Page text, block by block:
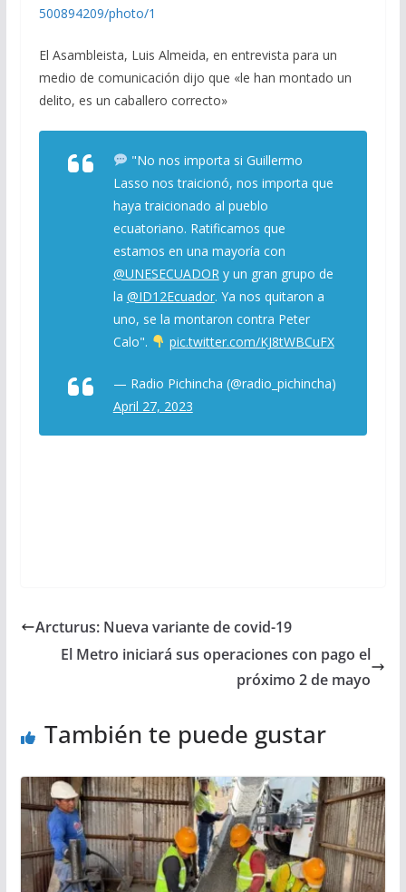
500894209/photo/1
El Asambleista, Luis Almeida, en entrevista para un
medio de comunicación dijo que «le han montado un
delito, es un caballero correcto»
"No nos importa si Guillermo
Lasso nos traicionó, nos importa que
haya traicionado al pueblo
ecuatoriano. Ratificamos que
estamos en una mayoría con
@UNESECUADOR y un gran grupo de
la @ID12Ecuador. Ya nos quitaron a
uno, se la montaron contra Peter
Calo".
pic.twitter.com/KJ8tWBCuFX
— Radio Pichincha (@radio_pichincha)
April 27, 2023
Arcturus: Nueva variante de covid-19
El Metro iniciará sus operaciones con pago el
próximo 2 de mayo
También te puede gustar